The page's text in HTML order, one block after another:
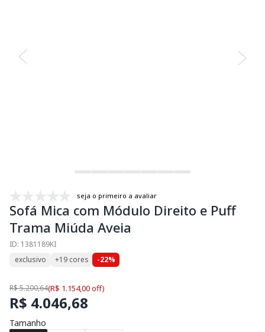
seja o primeiro a avaliar
Sofá Mica com Módulo Direito e Puff
Trama Miúda Aveia
ID: 1381189KI
exclusivo
+19 cores -22%
R$ 5.200,64(R$ 1.154,00 off)
R$ 4.046,68
Tamanho